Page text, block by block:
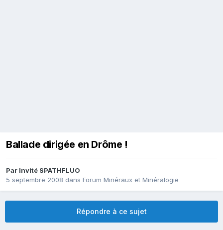
Ballade dirigée en Drôme !
Par Invité SPATHFLUO
5 septembre 2008 dans Forum Minéraux et Minéralogie
Répondre à ce sujet